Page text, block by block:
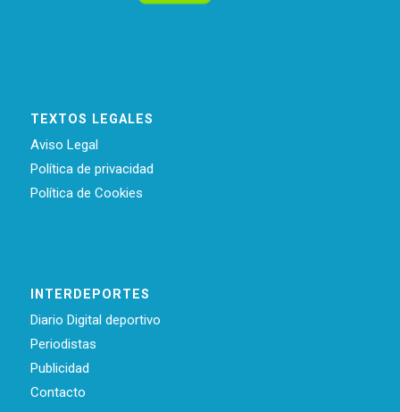
TEXTOS LEGALES
Aviso Legal
Política de privacidad
Política de Cookies
INTERDEPORTES
Diario Digital deportivo
Periodistas
Publicidad
Contacto